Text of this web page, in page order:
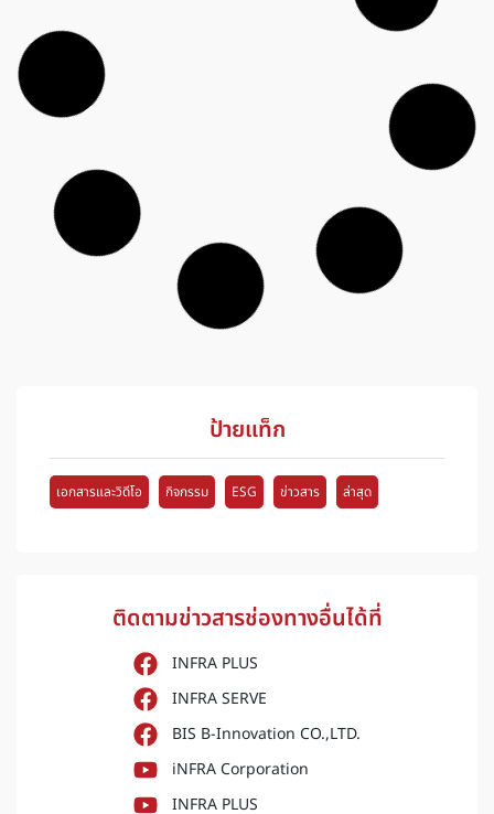
ป้ายแท็ก
เอกสารและวิดีโอ กิจกรรม ESG ข่าวสาร ล่าสุด
ติดตามข่าวสารช่องทางอื่นได้ที่
INFRA PLUS
INFRA SERVE
BIS B-Innovation CO.,LTD.
iNFRA Corporation
INFRA PLUS